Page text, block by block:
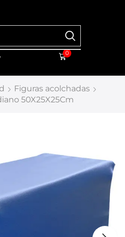
0
Figuras acolchadas
50X25X25Cm